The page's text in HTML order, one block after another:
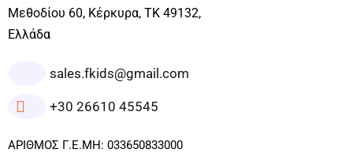
Μεθοδίου 60, Κέρκυρα, ΤΚ 49132,
Ελλάδα
sales.fkids@gmail.com
+30 26610 45545
ΑΡΙΘΜΟΣ Γ.Ε.ΜΗ: 033650833000